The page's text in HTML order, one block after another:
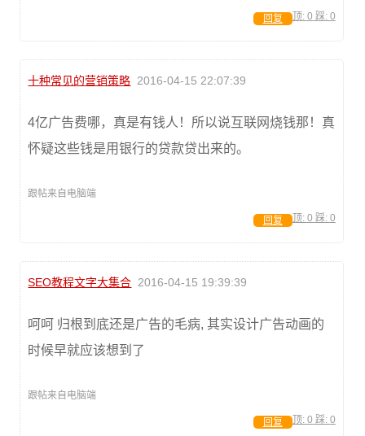
顶: 0 踩: 0
回复
十种常见的营销策略 2016-04-15 22:07:39
4亿广告费哪，真是有钱人！所以说互联网烧钱那！真
怀疑这些钱是用银行的贷款贷出来的。
跟帖来自电脑端
顶: 0 踩: 0
回复
SEO教程文字大集合 2016-04-15 19:39:39
呵呵 归根到底还是广告的毛病, 其实设计广告动画的
时候早就应该想到了
跟帖来自电脑端
顶: 0 踩: 0
回复